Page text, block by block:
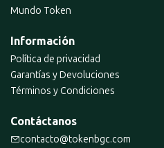
Mundo Token
Información
Política de privacidad
Garantías y Devoluciones
Términos y Condiciones
Contáctanos
contacto@tokenbgc.com